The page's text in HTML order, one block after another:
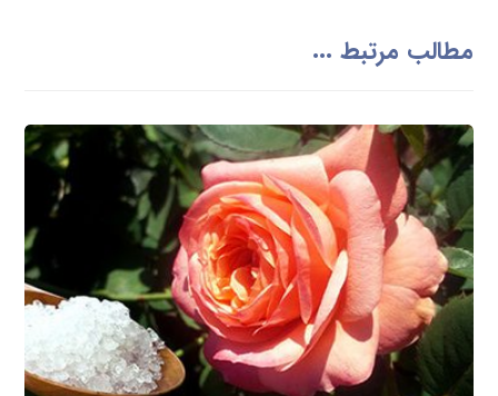
مطالب مرتبط ...